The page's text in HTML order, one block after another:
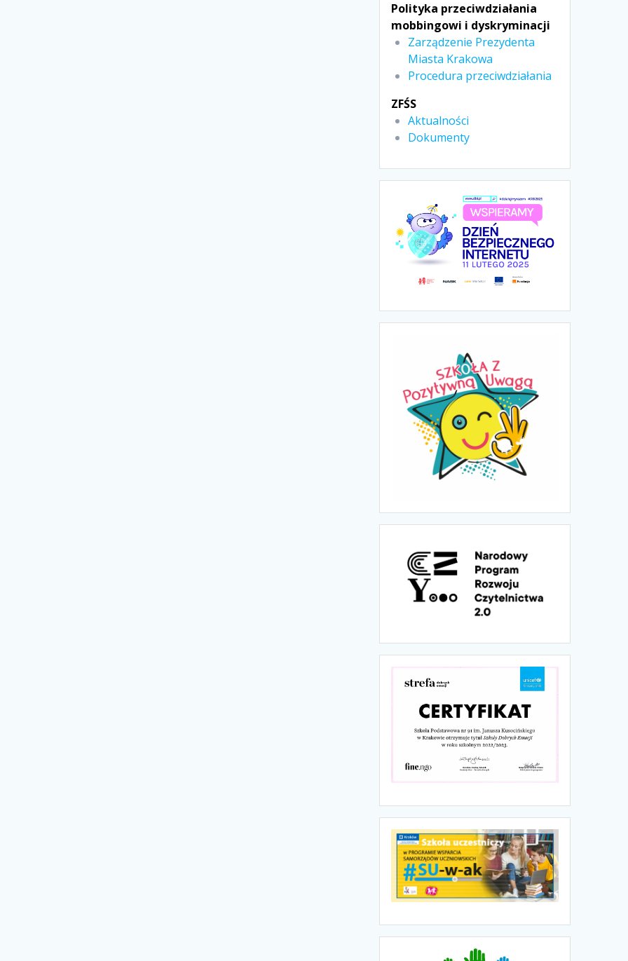
Polityka przeciwdziałania
mobbingowi i dyskryminacji
Zarządzenie Prezydenta
Miasta Krakowa
Procedura przeciwdziałania
ZFŚS
Aktualności
Dokumenty